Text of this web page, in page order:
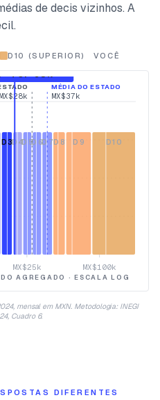
de decis vizinhos. A
D10 (SUPERIOR) VOCÊ
D 3D 4D 5D 6D7D 8 D 9 D10
MX$25k MX$100k
AGREGADO · ESCALA LOG
MX$28k
MÉDIA DO ESTADO
MX$37k
· TOP 68%
mensal em MXN. Metodologia: INEGI
Cuadro 6.
DIFERENTES